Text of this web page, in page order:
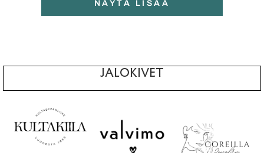
NÄYTÄ LISÄÄ
JALOKIVET